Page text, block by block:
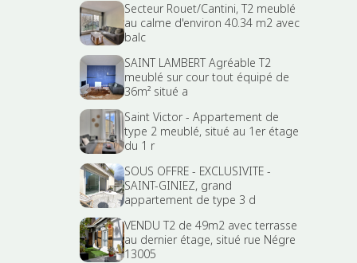
Secteur Rouet/Cantini, T2 meublé
au calme d'environ 40.34 m2 avec
balc
SAINT LAMBERT Agréable T2
meublé sur cour tout équipé de
36m² situé a
Saint Victor - Appartement de
type 2 meublé, situé au 1er étage
du 1 r
SOUS OFFRE - EXCLUSIVITE -
SAINT-GINIEZ, grand
appartement de type 3 d
VENDU T2 de 49m2 avec terrasse
au dernier étage, situé rue Négre
13005